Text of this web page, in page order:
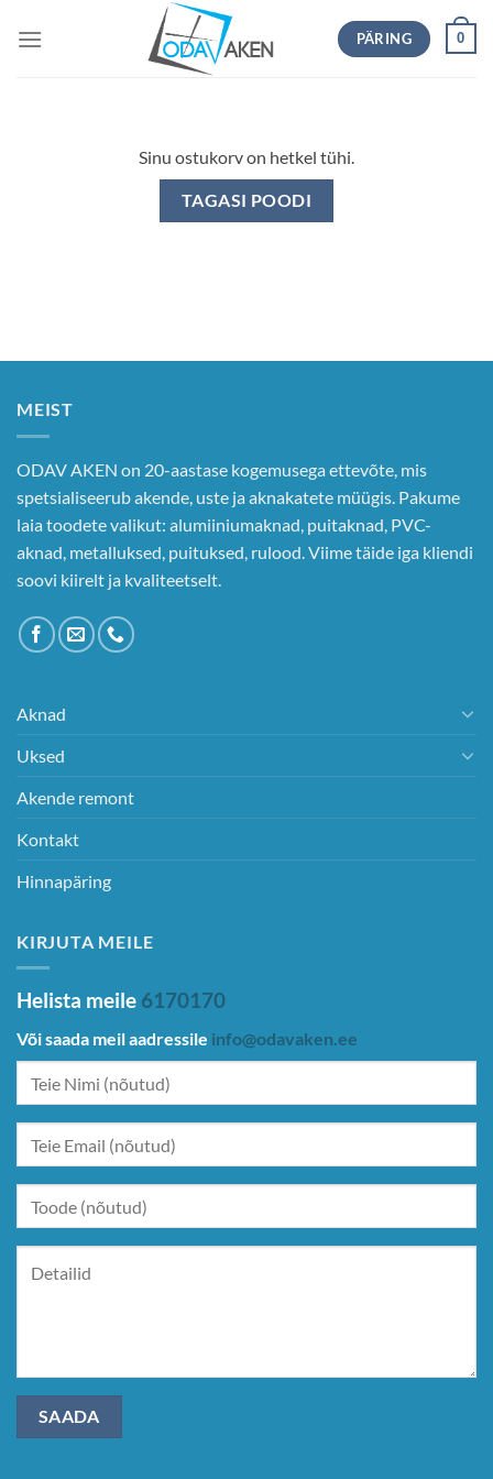
PÄRING 0
Sinu ostukorv on hetkel tühi.
TAGASI POODI
MEIST
ODAV AKEN on 20-aastase kogemusega ettevõte, mis
spetsialiseerub akende, uste ja aknakatete müügis. Pakume
laia toodete valikut: alumiiniumaknad, puitaknad, PVC-
aknad, metalluksed, puituksed, rulood. Viime täide iga kliendi
soovi kiirelt ja kvaliteetselt.
Aknad
Uksed
Akende remont
Kontakt
Hinnapäring
KIRJUTA MEILE
Helista meile 6170170
Või saada meil aadressile info@odavaken.ee